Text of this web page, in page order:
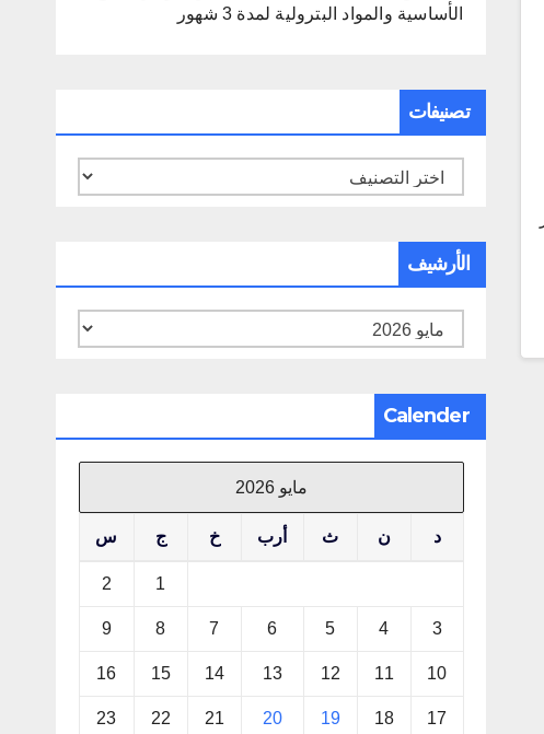
الأساسية والمواد البترولية لمدة 3 شهور
تصنيفات
تصنيفات
الأرشيف
الأرشيف
Calender
مايو 2026
د ن ث أرب خ ج س
1
2
3
4
5
6
7
8
9
10
11
12
13
14
15
16
17
18
19
20
21
22
23